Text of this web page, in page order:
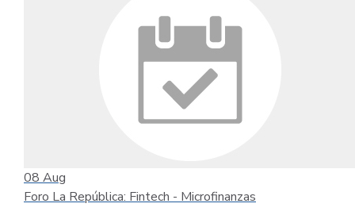
08 Aug
Foro La República: Fintech - Microfinanzas